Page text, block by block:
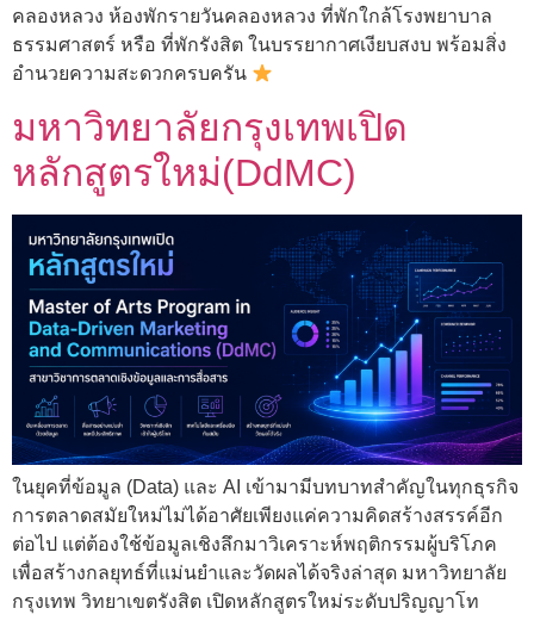
คลองหลวง ห้องพักรายวันคลองหลวง ที่พักใกล้โรงพยาบาล
ธรรมศาสตร์ หรือ ที่พักรังสิต ในบรรยากาศเงียบสงบ พร้อมสิ่ง
อำนวยความสะดวกครบครัน
มหาวิทยาลัยกรุงเทพเปิด
หลักสูตรใหม่(DdMC)
ในยุคที่ข้อมูล (Data) และ AI เข้ามามีบทบาทสำคัญในทุกธุรกิจ
การตลาดสมัยใหม่ไม่ได้อาศัยเพียงแค่ความคิดสร้างสรรค์อีก
ต่อไป แต่ต้องใช้ข้อมูลเชิงลึกมาวิเคราะห์พฤติกรรมผู้บริโภค
เพื่อสร้างกลยุทธ์ที่แม่นยำและวัดผลได้จริงล่าสุด มหาวิทยาลัย
กรุงเทพ วิทยาเขตรังสิต เปิดหลักสูตรใหม่ระดับปริญญาโท